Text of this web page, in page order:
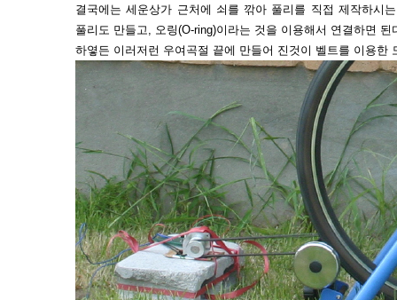
결국에는 세운상가 근처에 쇠를 깎아 풀리를 직접 제작하시
풀리도 만들고, 오링(O-ring)이라는 것을 이용해서 연결하면
하옇든 이러저런 우여곡절 끝에 만들어 진것이 벨트를 이용한